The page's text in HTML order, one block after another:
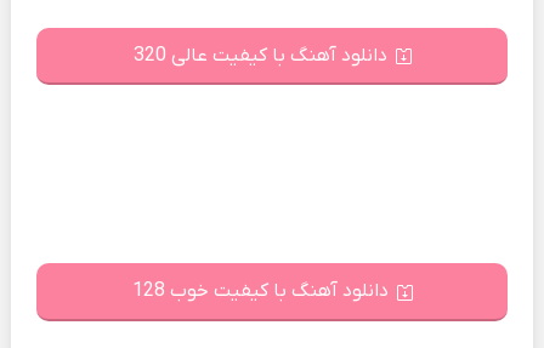
دانلود آهنگ با کیفیت عالی 320
دانلود آهنگ با کیفیت خوب 128